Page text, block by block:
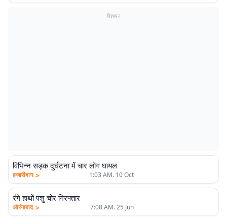
विज्ञापन
विभिन्न सड़क दुर्घटना में चार लोग घायल
हजारीबाग > 1:03 AM. 10 Oct
रंगे हाथों पशु चोर गिरफ्तार
औरंगाबाद > 7:08 AM. 25 Jun